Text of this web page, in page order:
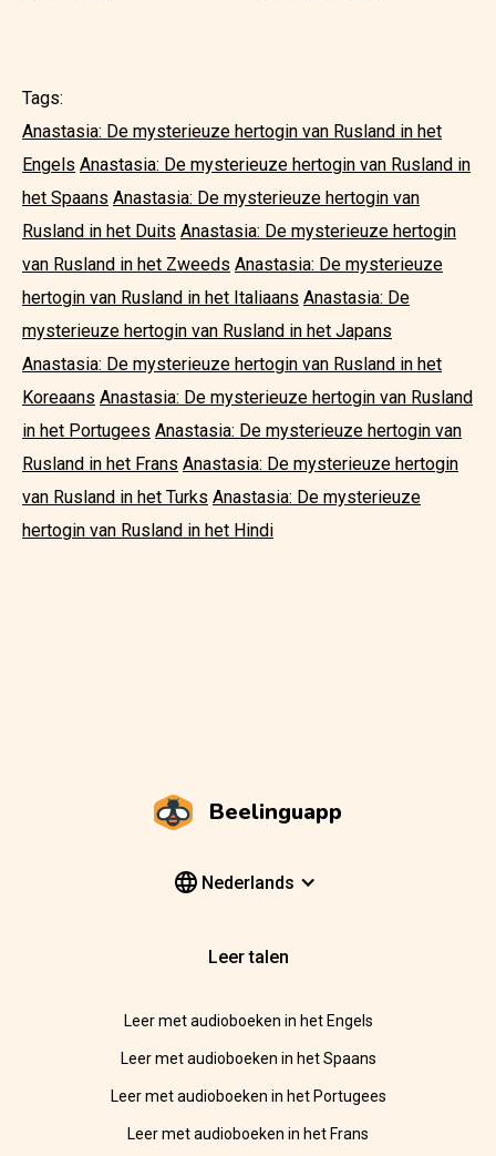
Tags:
Anastasia: De mysterieuze hertogin van Rusland in het
Engels Anastasia: De mysterieuze hertogin van Rusland in
het Spaans Anastasia: De mysterieuze hertogin van
Rusland in het Duits Anastasia: De mysterieuze hertogin
van Rusland in het Zweeds Anastasia: De mysterieuze
hertogin van Rusland in het Italiaans Anastasia: De
mysterieuze hertogin van Rusland in het Japans
Anastasia: De mysterieuze hertogin van Rusland in het
Koreaans Anastasia: De mysterieuze hertogin van Rusland
in het Portugees Anastasia: De mysterieuze hertogin van
Rusland in het Frans Anastasia: De mysterieuze hertogin
van Rusland in het Turks Anastasia: De mysterieuze
hertogin van Rusland in het Hindi
Beelinguapp
Nederlands
Leer talen
Leer met audioboeken in het Engels
Leer met audioboeken in het Spaans
Leer met audioboeken in het Portugees
Leer met audioboeken in het Frans